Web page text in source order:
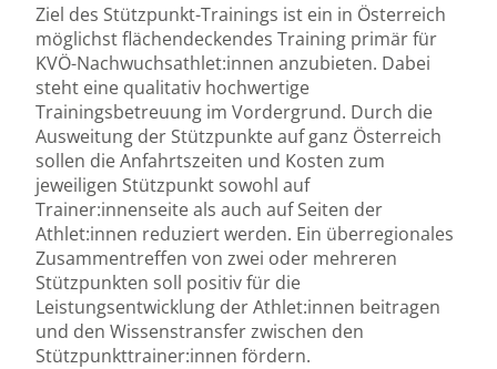
Ziel des Stützpunkt-Trainings ist ein in Österreich
möglichst flächendeckendes Training primär für
KVÖ-Nachwuchsathlet:innen anzubieten. Dabei
steht eine qualitativ hochwertige
Trainingsbetreuung im Vordergrund. Durch die
Ausweitung der Stützpunkte auf ganz Österreich
sollen die Anfahrtszeiten und Kosten zum
jeweiligen Stützpunkt sowohl auf
Trainer:innenseite als auch auf Seiten der
Athlet:innen reduziert werden. Ein überregionales
Zusammentreffen von zwei oder mehreren
Stützpunkten soll positiv für die
Leistungsentwicklung der Athlet:innen beitragen
und den Wissenstransfer zwischen den
Stützpunkttrainer:innen fördern.